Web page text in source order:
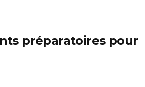
préparatoires pour